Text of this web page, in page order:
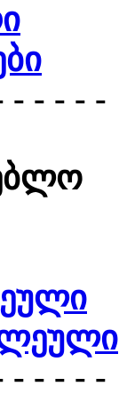
- - - - -
- - - - -